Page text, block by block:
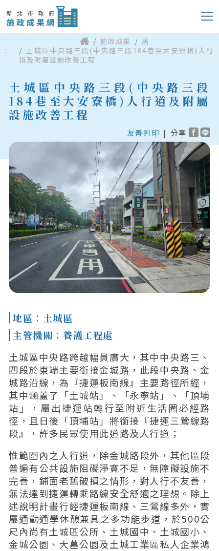
:::
施政成果
居
土城區中央路三段(中央路三段184巷至大安寮橋)人行
道及附屬設施改善工程
土城區中央路三段(中央路三段
184巷至大安寮橋)人行道及附屬
設施改善工程
友善列印 | 分享
地區：土城區
主管機關：養護工程處
土城區中央路跨越幅員廣大，其中中央路三、
四段於東端主要銜接金城路，此段中央路、金
城路沿線，為『捷運板南線』主要路徑所經，
其中涵蓋了「土城站」、「永寧站」、「頂埔
站」，屬出捷運站轉行至附近生活圈必經路
徑，且日後「頂埔站」將銜接『捷運三鶯線路
段』，許多民眾使用此道路及人行道；
惟範圍內之人行道，除金城路段外，其他區段
普遍有公共設施阻礙淨寬不足，無障礙設施不
完善，鋪面老舊破損之情形，對人行不友善，
無法達到捷運轉乘路線安全舒適之理想。除上
述說明計畫行經捷運板南線、三鶯線多外，實
屬通勤通學休憩兼具之多功能步道，於500公
尺內尚有土城區公所、土城國中、土城國小、
金城公園、大墓公園及土城工業區私人企業鴻